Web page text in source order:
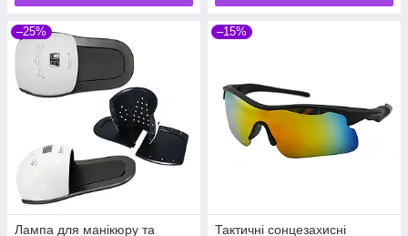
–25%
Лампа для манікюру та
–15%
Тактичні сонцезахисні